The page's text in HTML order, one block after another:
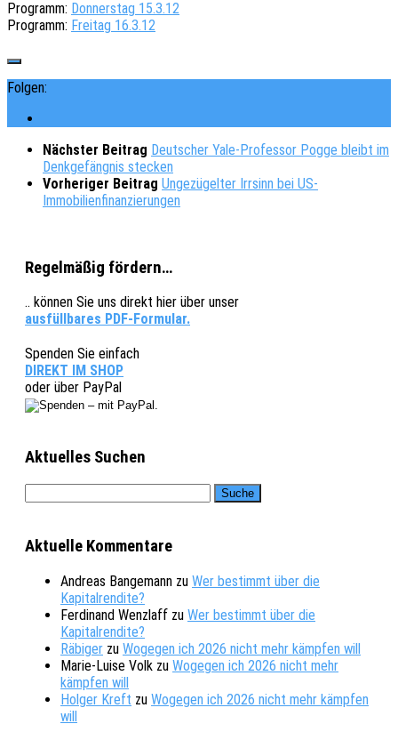
Programm: Donners­tag 15.3.12
Programm: Frei­tag 16.3.12
Folgen:
Nächster Beitrag Deutscher Yale-Professor Pogge bleibt im
Denkgefängnis stecken
Vorheriger Beitrag Ungezügelter Irrsinn bei US-
Immobilienfinanzierungen
Regelmäßig fördern…
.. können Sie uns direkt hier über unser
ausfüllbares PDF-Formular.
Spenden Sie einfach
DIREKT IM SHOP
oder über PayPal
Aktuelles Suchen
Aktuelle Kommentare
Andreas Bangemann zu Wer bestimmt über die
Kapitalrendite?
Ferdinand Wenzlaff zu Wer bestimmt über die
Kapitalrendite?
Räbiger zu Wogegen ich 2026 nicht mehr kämpfen will
Marie-Luise Volk zu Wogegen ich 2026 nicht mehr
kämpfen will
Holger Kreft zu Wogegen ich 2026 nicht mehr kämpfen
will